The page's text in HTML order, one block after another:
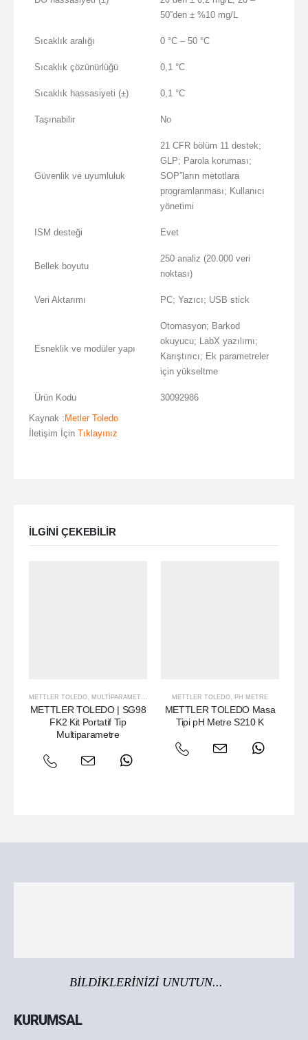
50”den ± %10 mg/L
Sıcaklık aralığı 0 °C – 50 °C
Sıcaklık çözünürlüğü 0,1 °C
Sıcaklık hassasiyeti (±) 0,1 °C
Taşınabilir No
Güvenlik ve uyumluluk
21 CFR bölüm 11 destek;
GLP; Parola koruması;
SOP”ların metotlara
programlanması; Kullanıcı
yönetimi
ISM desteği Evet
Bellek boyutu
250 analiz (20.000 veri
noktası)
Veri Aktarımı PC; Yazıcı; USB stick
Esneklik ve modüler yapı
Otomasyon; Barkod
okuyucu; LabX yazılımı;
Karıştırıcı; Ek parametreler
için yükseltme
Ürün Kodu
30092986
Kaynak : Metler Toledo
İletişim İçin Tıklayınız
ILGINI ÇEKEBILIR
METTLER TOLEDO, MULTIPARAMETRE
METTLER TOLEDO | SG98
FK2 Kit Portatif Tip
Multiparametre
METTLER TOLEDO, PH METRE
METTLER TOLEDO Masa
Tipi pH Metre S210 K
BİLDİKLERİNİZİ UNUTUN...
KURUMSAL